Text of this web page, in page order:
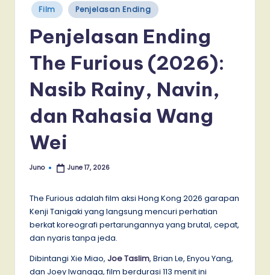
Posted
in
Film Penjelasan Ending
Penjelasan Ending
The Furious (2026):
Nasib Rainy, Navin,
dan Rahasia Wang
Wei
Posted
Juno June 17, 2026
The Furious adalah film aksi Hong Kong 2026 garapan
Kenji Tanigaki yang langsung mencuri perhatian
berkat koreografi pertarungannya yang brutal, cepat,
dan nyaris tanpa jeda.
Dibintangi Xie Miao, Joe Taslim, Brian Le, Enyou Yang,
dan Joey Iwanaga, film berdurasi 113 menit ini